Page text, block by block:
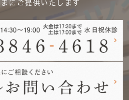
にご提供いたします